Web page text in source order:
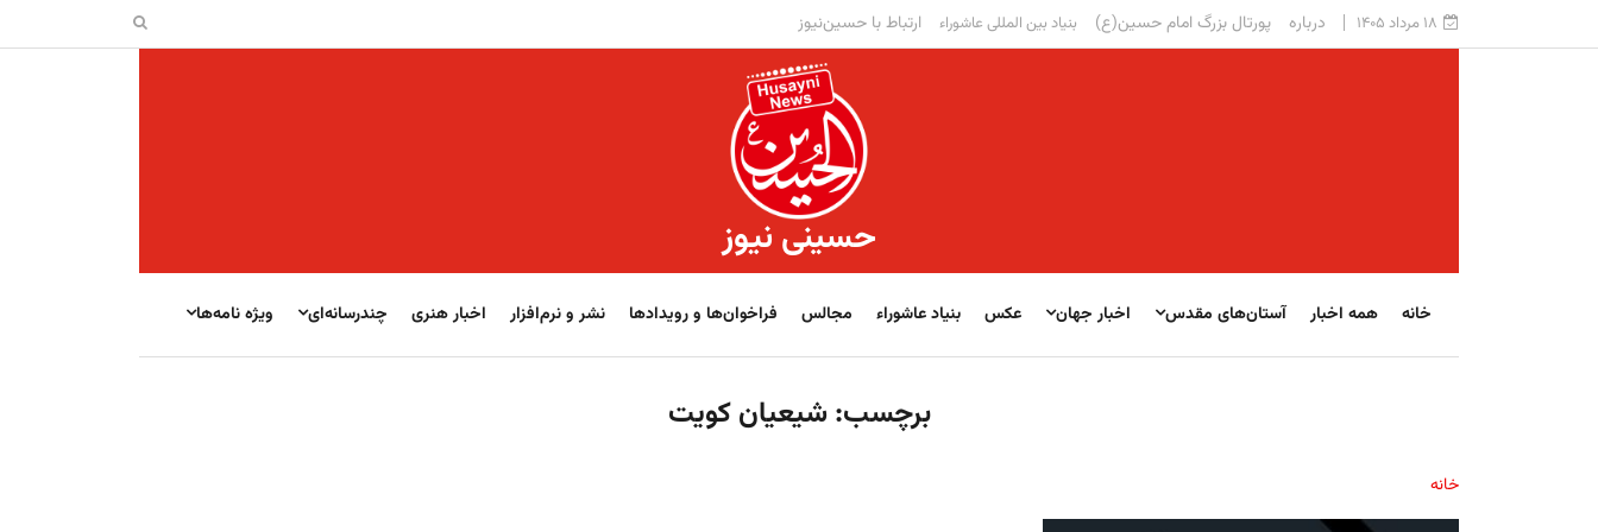
۱۸ مرداد ۱۴۰۵ درباره پورتال بزرگ امام حسین(ع) بنیاد بین المللی عاشوراء ارتباط با حسین‌نیوز
حسینی نیوز
خانه همه اخبار آستان‌های مقدس اخبار جهان عکس بنیاد عاشوراء مجالس فراخوان‌‏‏‏ها و رویدادها نشر و نرم‌افزار اخبار هنری چندرسانه‌ای ویژه نامه‌ها
برچسب:شیعیان کویت
خانه